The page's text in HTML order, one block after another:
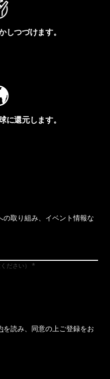
しつづけます。
に還元します。
取り組み、イベント情報な
ださい）
を読み、同意の上ご登録をお